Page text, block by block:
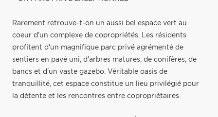
Rarement retrouve-t-on un aussi bel espace vert au
coeur d'un complexe de copropriétés. Les résidents
profitent d'un magnifique parc privé agrémenté de
sentiers en pavé uni, d'arbres matures, de conifères, de
bancs et d'un vaste gazebo. Véritable oasis de
tranquillité, cet espace constitue un lieu privilégié pour
la détente et les rencontres entre copropriétaires.